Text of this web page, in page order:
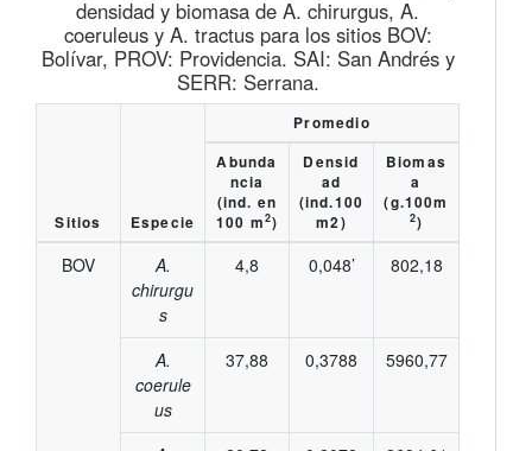
densidad y biomasa de A. chirurgus, A.
coeruleus y A. tractus para los sitios BOV:
Bolívar, PROV: Providencia. SAI: San Andrés y
SERR: Serrana.
Sitios Especie
Promedio
Abunda
ncia
(ind. en
100 m2)
Densid
ad
(ind.100
m2)
Biomas
a
(g.100m
2)
BOV
A.
chirurgu
s
4,8 0,048’ 802,18
A.
coerule
us
37,88 0,3788 5960,77